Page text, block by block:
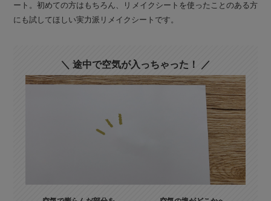
ート。初めての方はもちろん、リメイクシートを使ったことのある方
にも試してほしい実力派リメイクシートです。
＼ 途中で空気が入っちゃった！ ／